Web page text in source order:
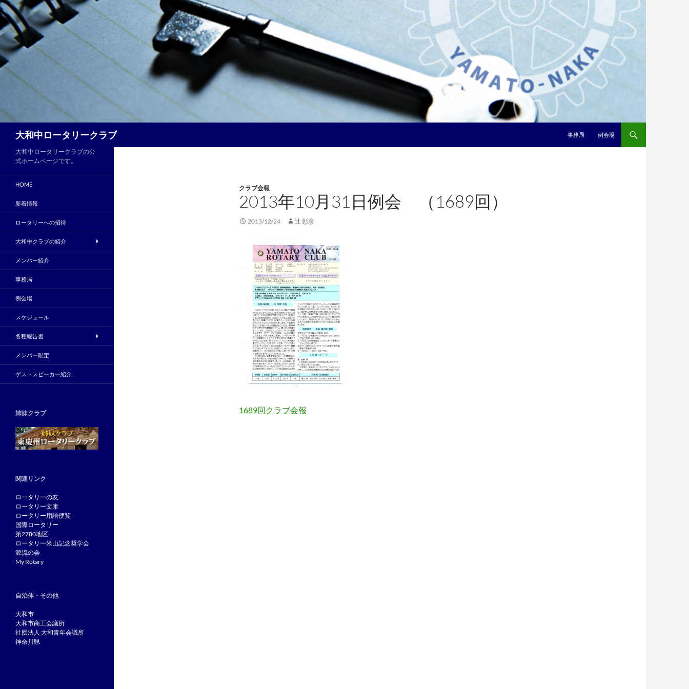
コ
ン
テ
ン
ツ
へ
プ
大和中ロータリークラブ 事務局 例会場
クラブ会報
2013年10月31日例会 （1689回）
2013/12/24 辻 彰彦
1689回クラブ会報
大和中ロータリークラブの公
式ホームページです。
HOME
新着情報
ロータリーへの招待
大和中クラブの紹介
メンバー紹介
事務局
例会場
スケジュール
各種報告書
メンバー限定
ゲストスピーカー紹介
姉妹クラブ
関連リンク
ロータリーの友
ロータリー文庫
ロータリー用語便覧
国際ロータリー
第2780地区
ロータリー米山記念奨学会
源流の会
My Rotary
自治体・その他
大和市
大和市商工会議所
社団法人 大和青年会議所
神奈川県